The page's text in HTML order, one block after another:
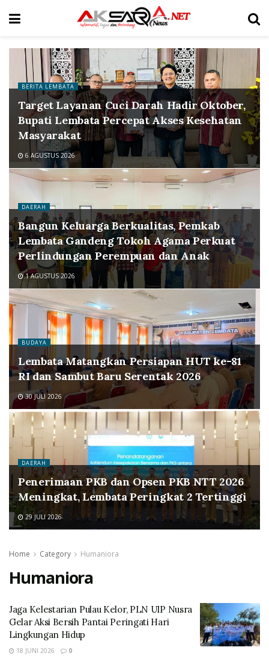
BERITA LEMBATA
Target Layanan Cuci Darah Hadir Oktober,
Bupati Lembata Percepat Akses Kesehatan
Masyarakat
6 AGUSTUS 2026
DAERAH
Bangun Keluarga Berkualitas, Pemkab
Lembata Gandeng Tokoh Agama Perkuat
Perlindungan Perempuan dan Anak
1 AGUSTUS 2026
BUDAYA
Lembata Matangkan Persiapan HUT ke-81
RI dan Sambut Baru Serentak 2026
30 JULI 2026
DAERAH
Penerimaan PKB dan Opsen PKB NTT 2026
Meningkat, Lembata Peringkat 2 Tertinggi
29 JULI 2026
Home Category Humaniora
Humaniora
Jaga Kelestarian Pulau Kelor, PLN UIP Nusra
Gelar Aksi Bersih Pantai Peringati Hari
Lingkungan Hidup
18 JUNI 2026 0